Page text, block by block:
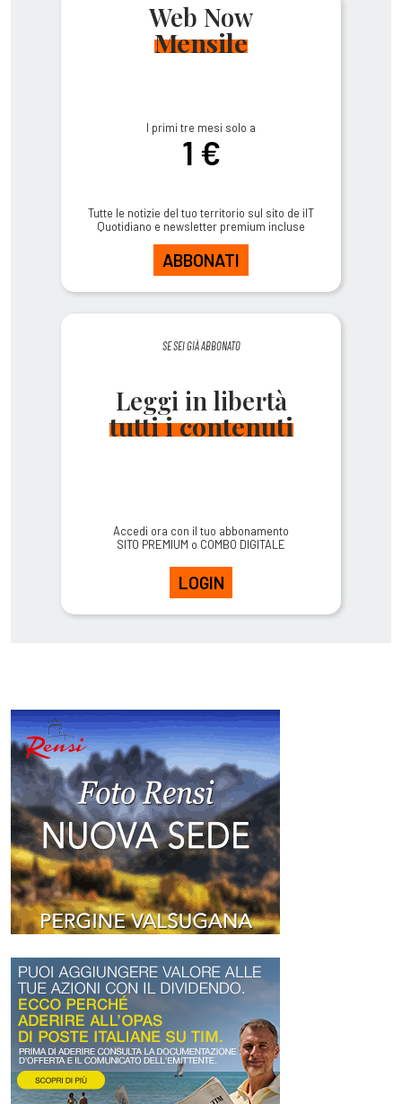
Web Now
Mensile
I primi tre mesi solo a
1 €
Tutte le notizie del tuo territorio sul sito de ilT
Quotidiano e newsletter premium incluse
ABBONATI
SE SEI GIÀ ABBONATO
Leggi in libertà
tutti i contenuti
Accedi ora con il tuo abbonamento
SITO PREMIUM o COMBO DIGITALE
LOGIN